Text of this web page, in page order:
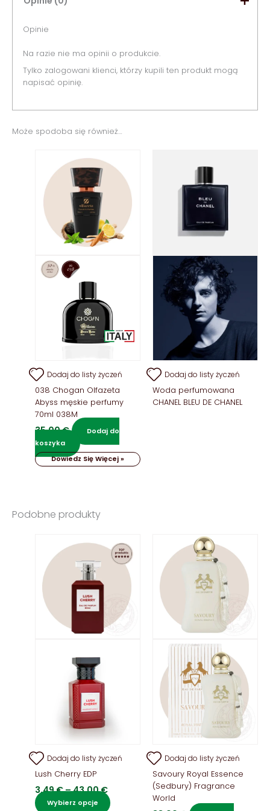
Opinie
Na razie nie ma opinii o produkcie.
Tylko zalogowani klienci, którzy kupili ten produkt mogą
napisać opinię.
Może spodoba się również…
Dodaj do listy życzeń
038 Chogan Olfazeta
Abyss męskie perfumy
70ml 038M
35,00€
Dodaj do
koszyka
Dowiedz Się Więcej »
Dodaj do listy życzeń
Woda perfumowana
CHANEL BLEU DE CHANEL
Podobne produkty
Dodaj do listy życzeń
Lush Cherry EDP
3,49€–43,00€Zakres
cen:
Wybierz opcje
Ten
Dodaj do listy życzeń
Savoury Royal Essence
(Sedbury) Fragrance
World